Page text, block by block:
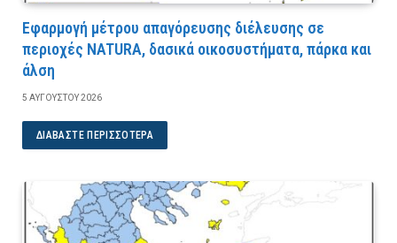
Εφαρμογή μέτρου απαγόρευσης διέλευσης σε
περιοχές NATURA, δασικά οικοσυστήματα, πάρκα και
άλση
5 ΑΥΓΟΎΣΤΟΥ 2026
ΔΙΑΒΆΣΤΕ ΠΕΡΙΣΣΌΤΕΡΑ